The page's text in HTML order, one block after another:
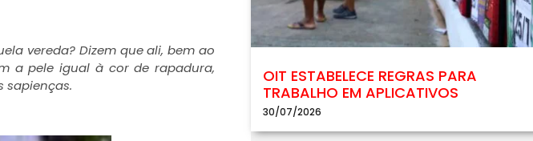
vereda? Dizem que ali, bem ao
a pele igual à cor de rapadura,
sapienças.
OIT ESTABELECE REGRAS PARA
TRABALHO EM APLICATIVOS
30/07/2026